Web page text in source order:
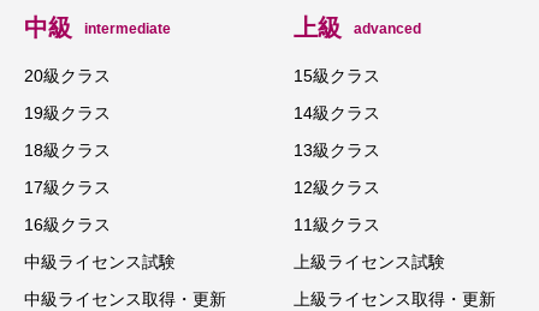
中級 intermediate
20級クラス
19級クラス
18級クラス
17級クラス
16級クラス
中級ライセンス試験
中級ライセンス取得・更新
上級 advanced
15級クラス
14級クラス
13級クラス
12級クラス
11級クラス
上級ライセンス試験
上級ライセンス取得・更新